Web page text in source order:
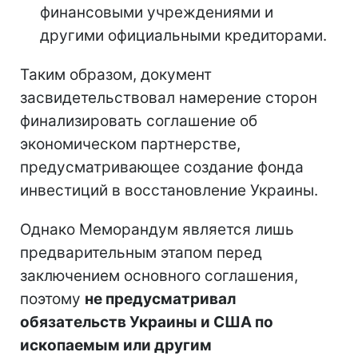
финансовыми учреждениями и
другими официальными кредиторами.
Таким образом, документ
засвидетельствовал намерение сторон
финализировать соглашение об
экономическом партнерстве,
предусматривающее создание фонда
инвестиций в восстановление Украины.
Однако Меморандум является лишь
предварительным этапом перед
заключением основного соглашения,
поэтому не предусматривал
обязательств Украины и США по
ископаемым или другим